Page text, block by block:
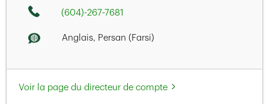
(604)-267-7681
Anglais, Persan (Farsi)
Voir la page du directeur de compte